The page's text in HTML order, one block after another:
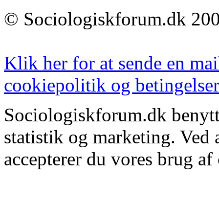
© Sociologiskforum.dk
Klik her for at sende en
cookiepolitik og
Sociologiskforum.dk
statistik og marketing. Ved
accepterer du vores brug